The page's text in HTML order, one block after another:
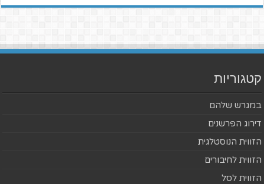
קטגוריות
במגרש שלהם
דירוג הפרשנים
הזווית הנוסטלגית
הזווית לחיבורים
הזווית לסל